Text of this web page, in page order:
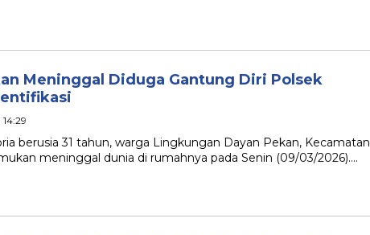
Meninggal Diduga Gantung Diri Polsek
berusia 31 tahun, warga Lingkungan Dayan Pekan, Kecamatan
meninggal dunia di rumahnya pada Senin (09/03/2026)….